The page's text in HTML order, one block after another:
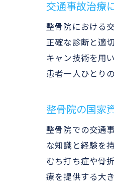
交通事故治療
整骨院における
正確な診断と適
キャン技術を用
患者一人ひとり
整骨院の国家
整骨院での交通
な知識と経験を
むち打ち症や骨
療を提供する大